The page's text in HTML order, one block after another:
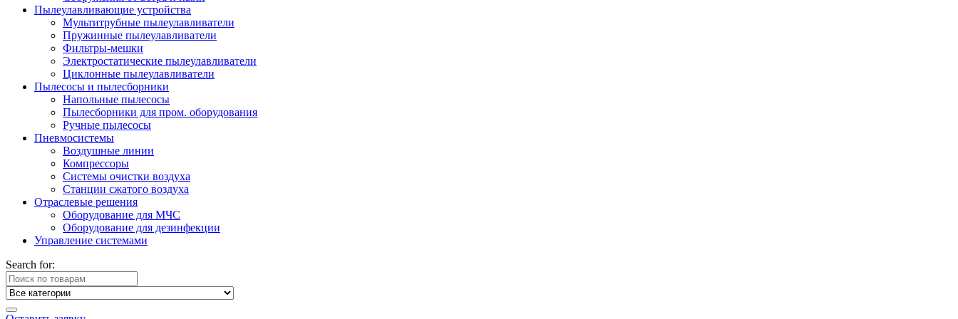
Пылеулавливающие устройства
Мультитрубные пылеулавливатели
Пружинные пылеулавливатели
Фильтры-мешки
Электростатические пылеулавливатели
Циклонные пылеулавливатели
Пылесосы и пылесборники
Напольные пылесосы
Пылесборники для пром. оборудования
Ручные пылесосы
Пневмосистемы
Воздушные линии
Компрессоры
Системы очистки воздуха
Станции сжатого воздуха
Отраслевые решения
Оборудование для МЧС
Оборудование для дезинфекции
Управление системами
Search for: